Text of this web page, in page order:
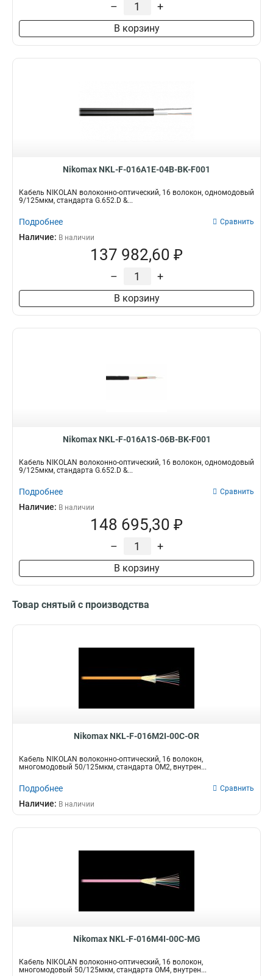
– +
В корзину
Nikomax NKL-F-016A1E-04B-BK-F001
Кабель NIKOLAN волоконно-оптический, 16 волокон, одномодовый
9/125мкм, стандарта G.652.D &...
Подробнее Сравнить
Наличие: В наличии
137 982,60 ₽
– +
В корзину
Nikomax NKL-F-016A1S-06B-BK-F001
Кабель NIKOLAN волоконно-оптический, 16 волокон, одномодовый
9/125мкм, стандарта G.652.D &...
Подробнее Сравнить
Наличие: В наличии
148 695,30 ₽
– +
В корзину
Товар снятый с производства
Nikomax NKL-F-016M2I-00C-OR
Кабель NIKOLAN волоконно-оптический, 16 волокон,
многомодовый 50/125мкм, стандарта ОМ2, внутрен...
Подробнее Сравнить
Наличие: В наличии
Nikomax NKL-F-016M4I-00C-MG
Кабель NIKOLAN волоконно-оптический, 16 волокон,
многомодовый 50/125мкм, стандарта ОМ4, внутрен...